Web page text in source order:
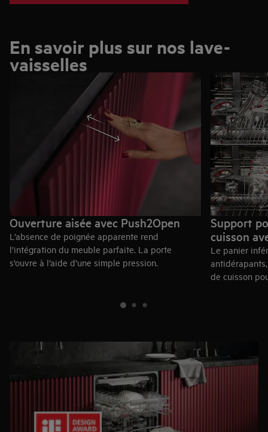
En savoir plus sur nos lave-
vaisselles
Ouverture aisée avec Push2Open
L’absence de poignée apparente rend
l’intégration du meuble parfaite. La porte
s’ouvre à l’aide d’une simple pression.
Support
cuisson
Le panier
de cuisson